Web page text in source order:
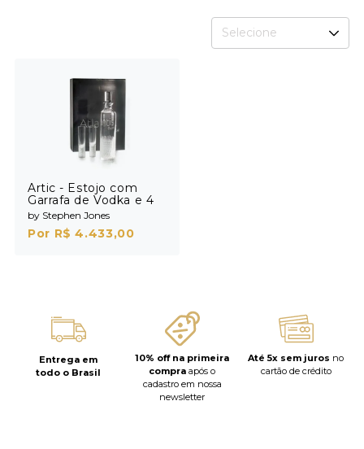
Selecione
Artic - Estojo com
Garrafa de Vodka e 4
Shots
by Stephen Jones
Por R$ 4.433,00
Entrega em
todo o Brasil
10% off na primeira
compra após o
cadastro em nossa
newsletter
Até 5x sem juros no
cartão de crédito